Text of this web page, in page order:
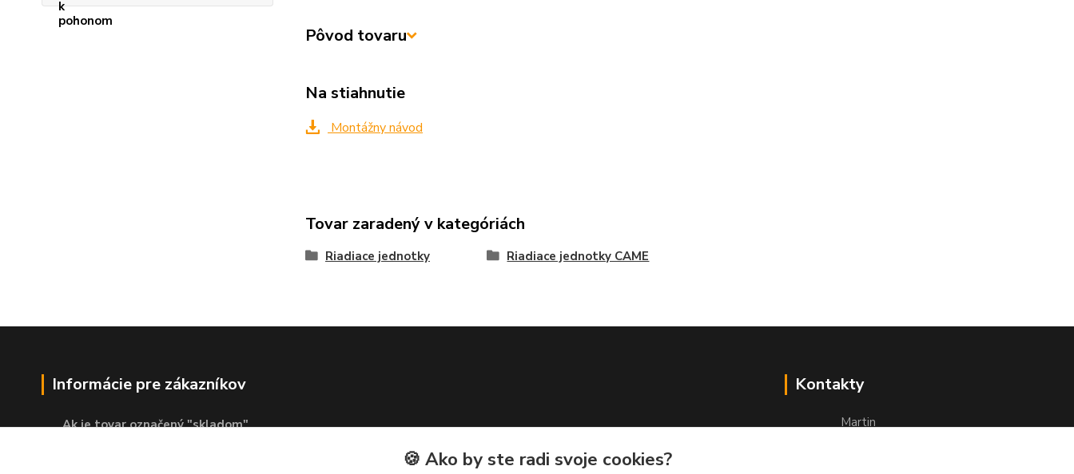
Pôvod tovaru
Na stiahnutie
Montážny návod
Tovar zaradený v kategóriách
Riadiace jednotky Riadiace jednotky CAME
Informácie pre zákazníkov
Ak je tovar označený "skladom"
Kontakty
Martin
🍪 Ako by ste radi svoje cookies?